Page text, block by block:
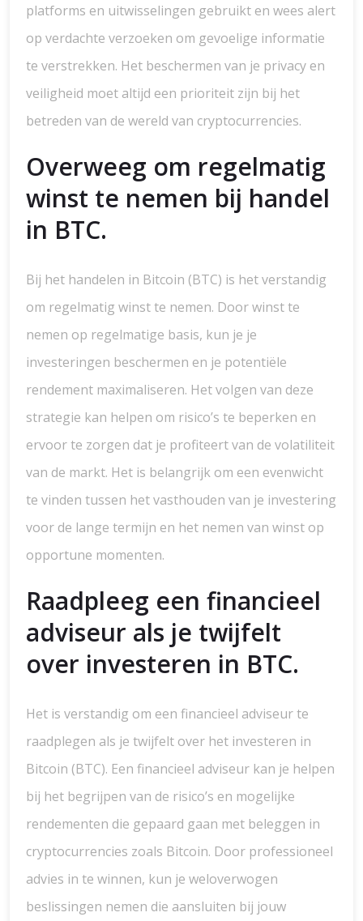
platforms en uitwisselingen gebruikt en wees alert
op verdachte verzoeken om gevoelige informatie
te verstrekken. Het beschermen van je privacy en
veiligheid moet altijd een prioriteit zijn bij het
betreden van de wereld van cryptocurrencies.
Overweeg om regelmatig
winst te nemen bij handel
in BTC.
Bij het handelen in Bitcoin (BTC) is het verstandig
om regelmatig winst te nemen. Door winst te
nemen op regelmatige basis, kun je je
investeringen beschermen en je potentiële
rendement maximaliseren. Het volgen van deze
strategie kan helpen om risico’s te beperken en
ervoor te zorgen dat je profiteert van de volatiliteit
van de markt. Het is belangrijk om een evenwicht
te vinden tussen het vasthouden van je investering
voor de lange termijn en het nemen van winst op
opportune momenten.
Raadpleeg een financieel
adviseur als je twijfelt
over investeren in BTC.
Het is verstandig om een financieel adviseur te
raadplegen als je twijfelt over het investeren in
Bitcoin (BTC). Een financieel adviseur kan je helpen
bij het begrijpen van de risico’s en mogelijke
rendementen die gepaard gaan met beleggen in
cryptocurrencies zoals Bitcoin. Door professioneel
advies in te winnen, kun je weloverwogen
beslissingen nemen die aansluiten bij jouw